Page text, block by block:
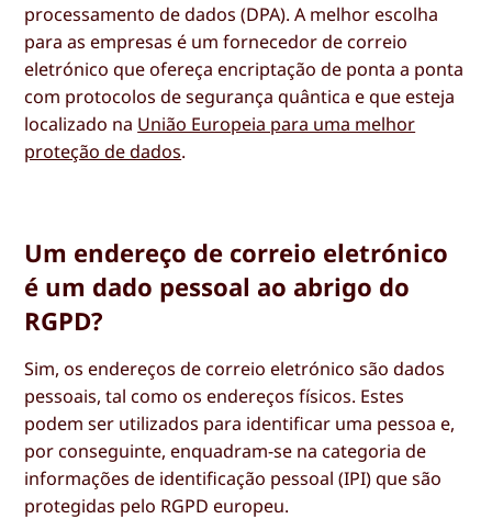
processamento de dados (DPA). A melhor escolha
para as empresas é um fornecedor de correio
eletrónico que ofereça encriptação de ponta a ponta
com protocolos de segurança quântica e que esteja
localizado na União Europeia para uma melhor
proteção de dados.
Um endereço de correio eletrónico
é um dado pessoal ao abrigo do
RGPD?
Sim, os endereços de correio eletrónico são dados
pessoais, tal como os endereços físicos. Estes
podem ser utilizados para identificar uma pessoa e,
por conseguinte, enquadram-se na categoria de
informações de identificação pessoal (IPI) que são
protegidas pelo RGPD europeu.